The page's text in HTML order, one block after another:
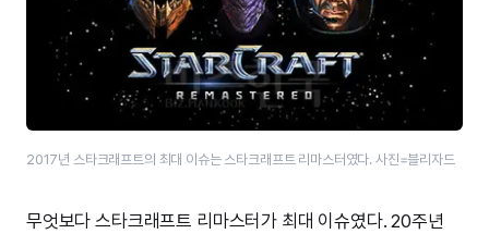
2017년 스타크래프트의 최대 이슈는 스타크래프트 리마스터였다. 사진=블리자드
무엇보다 스타크래프트 리마스터가 최대 이슈였다. 20주년